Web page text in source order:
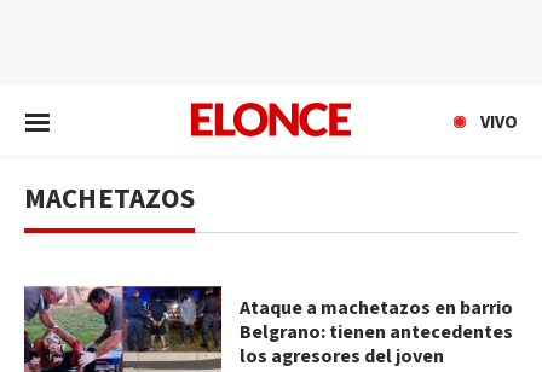
VIVO
MACHETAZOS
Ataque a machetazos en barrio
Belgrano: tienen antecedentes
los agresores del joven